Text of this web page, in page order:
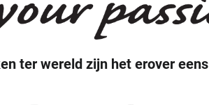
ter wereld zijn het erover eens